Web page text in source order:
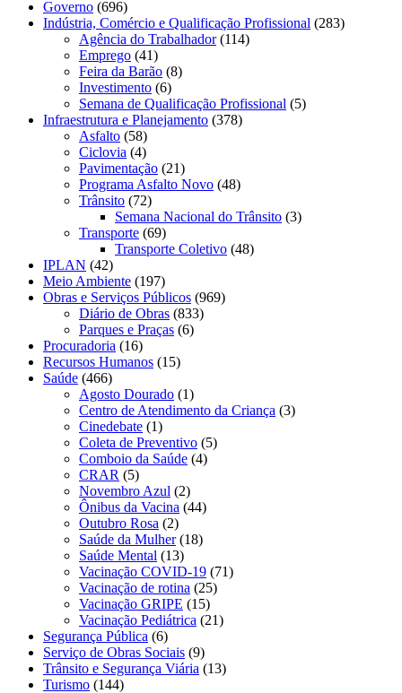
Governo (696)
Indústria, Comércio e Qualificação Profissional (283)
Agência do Trabalhador(114)
Emprego (41)
Feira da Barão (8)
Investimento (6)
Semana de Qualificação Profissional (5)
Infraestrutura e Planejamento (378)
Asfalto (58)
Ciclovia (4)
Pavimentação (21)
Programa Asfalto Novo (48)
Trânsito (72)
Semana Nacional do Trânsito (3)
Transporte (69)
Transporte Coletivo (48)
IPLAN (42)
Meio Ambiente (197)
Obras e Serviços Públicos (969)
Diário de Obras (833)
Parques e Praças (6)
Procuradoria (16)
Recursos Humanos (15)
Saúde (466)
Agosto Dourado (1)
Centro de Atendimento da Criança (3)
Cinedebate (1)
Coleta de Preventivo (5)
Comboio da Saúde (4)
CRAR (5)
Novembro Azul (2)
Ônibus da Vacina (44)
Outubro Rosa (2)
Saúde da Mulher(18)
Saúde Mental (13)
Vacinação COVID-19 (71)
Vacinação de rotina (25)
Vacinação GRIPE (15)
Vacinação Pediátrica (21)
Segurança Pública (6)
Serviço de Obras Sociais (9)
Trânsito e Segurança Viária (13)
Turismo (144)